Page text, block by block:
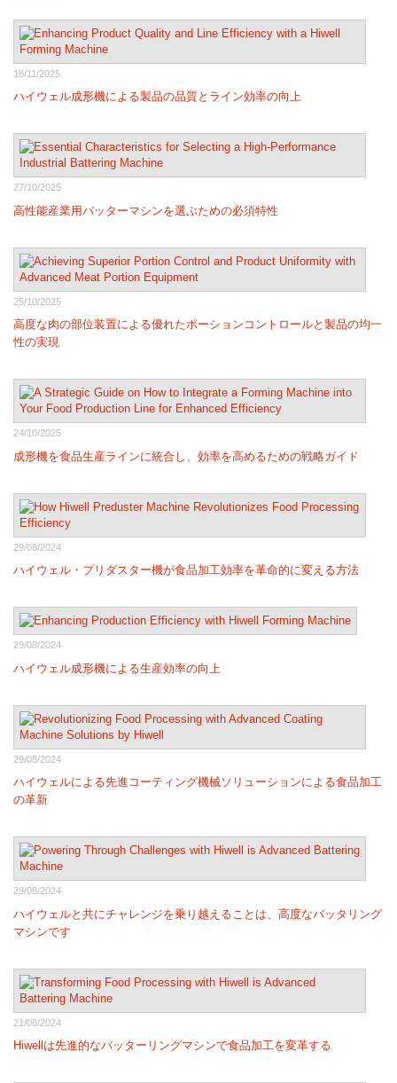
18/11/2025
ハイウェル成形機による製品の品質とライン効率の向上
27/10/2025
高性能産業用バッターマシンを選ぶための必須特性
25/10/2025
高度な肉の部位装置による優れたポーションコントロールと製品の均一
性の実現
24/10/2025
成形機を食品生産ラインに統合し、効率を高めるための戦略ガイド
29/08/2024
ハイウェル・プリダスター機が食品加工効率を革命的に変える方法
29/08/2024
ハイウェル成形機による生産効率の向上
29/08/2024
ハイウェルによる先進コーティング機械ソリューションによる食品加工
の革新
29/08/2024
ハイウェルと共にチャレンジを乗り越えることは、高度なバッタリング
マシンです
21/08/2024
Hiwellは先進的なバッターリングマシンで食品加工を変革する